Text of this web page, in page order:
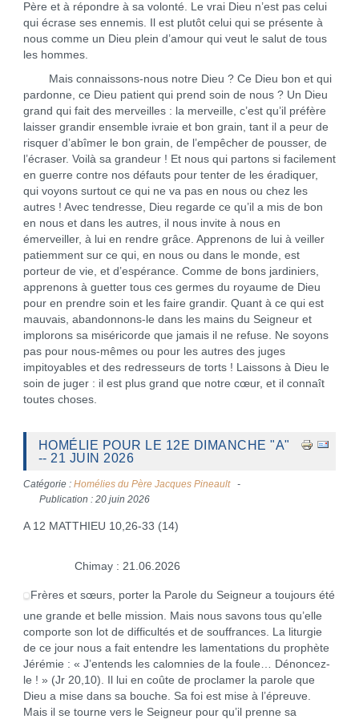
Père et à répondre à sa volonté. Le vrai Dieu n’est pas celui
qui écrase ses ennemis. Il est plutôt celui qui se présente à
nous comme un Dieu plein d’amour qui veut le salut de tous
les hommes.
Mais connaissons-nous notre Dieu ? Ce Dieu bon et qui
pardonne, ce Dieu patient qui prend soin de nous ? Un Dieu
grand qui fait des merveilles : la merveille, c’est qu’il préfère
laisser grandir ensemble ivraie et bon grain, tant il a peur de
risquer d’abîmer le bon grain, de l’empêcher de pousser, de
l’écraser. Voilà sa grandeur ! Et nous qui partons si facilement
en guerre contre nos défauts pour tenter de les éradiquer,
qui voyons surtout ce qui ne va pas en nous ou chez les
autres ! Avec tendresse, Dieu regarde ce qu’il a mis de bon
en nous et dans les autres, il nous invite à nous en
émerveiller, à lui en rendre grâce. Apprenons de lui à veiller
patiemment sur ce qui, en nous ou dans le monde, est
porteur de vie, et d’espérance. Comme de bons jardiniers,
apprenons à guetter tous ces germes du royaume de Dieu
pour en prendre soin et les faire grandir. Quant à ce qui est
mauvais, abandonnons-le dans les mains du Seigneur et
implorons sa miséricorde que jamais il ne refuse. Ne soyons
pas pour nous-mêmes ou pour les autres des juges
impitoyables et des redresseurs de torts ! Laissons à Dieu le
soin de juger : il est plus grand que notre cœur, et il connaît
toutes choses.
HOMÉLIE POUR LE 12E DIMANCHE "A"
-- 21 JUIN 2026
Catégorie : Homélies du Père Jacques Pineault
Publication : 20 juin 2026
A 12 MATTHIEU 10,26-33 (14)
Chimay : 21.06.2026
Frères et sœurs, porter la Parole du Seigneur a toujours été
une grande et belle mission. Mais nous savons tous qu’elle
comporte son lot de difficultés et de souffrances. La liturgie
de ce jour nous a fait entendre les lamentations du prophète
Jérémie : « J’entends les calomnies de la foule… Dénoncez-
le ! » (Jr 20,10). Il lui en coûte de proclamer la parole que
Dieu a mise dans sa bouche. Sa foi est mise à l’épreuve.
Mais il se tourne vers le Seigneur pour qu’il prenne sa